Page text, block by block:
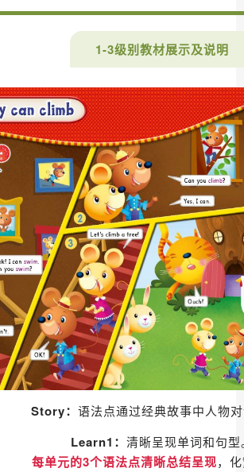
1-3级别教材展示及说明
Story： 语法点通过经典故事中人物
Learn1：清晰呈现单词和句型
每单元的3个语法点清晰总结呈现，